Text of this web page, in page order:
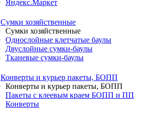
Яндекс.Маркет
Сумки хозяйственные
Сумки хозяйственные
Однослойные клетчатые баулы
Двуслойные сумки-баулы
Тканевые сумки-баулы
Конверты и курьер пакеты, БОПП
Конверты и курьер пакеты, БОПП
Пакеты с клеевым краем БОПП и ПП
Конверты